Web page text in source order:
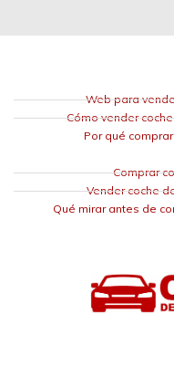
Web para
Cómo vender
Por qué
Comprar
Vender coche
Qué mirar antes de